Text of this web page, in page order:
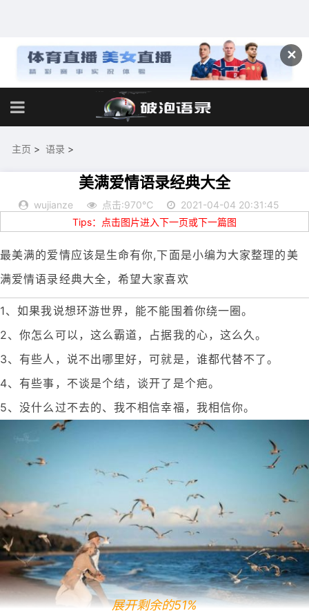
✕
主页 > 语录 >
美满爱情语录经典大全
wujianze 点击:970℃
2021-04-04 20:31:45
Tips：点击图片进入下一页或下一篇图
最美满的爱情应该是生命有你,下面是小编为大家整理的美
满爱情语录经典大全，希望大家喜欢
1、如果我说想环游世界，能不能围着你绕一圈。
2、你怎么可以，这么霸道，占据我的心，这么久。
3、有些人，说不出哪里好，可就是，谁都代替不了。
4、有些事，不谈是个结，谈开了是个疤。
5、没什么过不去的、我不相信幸福，我相信你。
展开剩余的51%